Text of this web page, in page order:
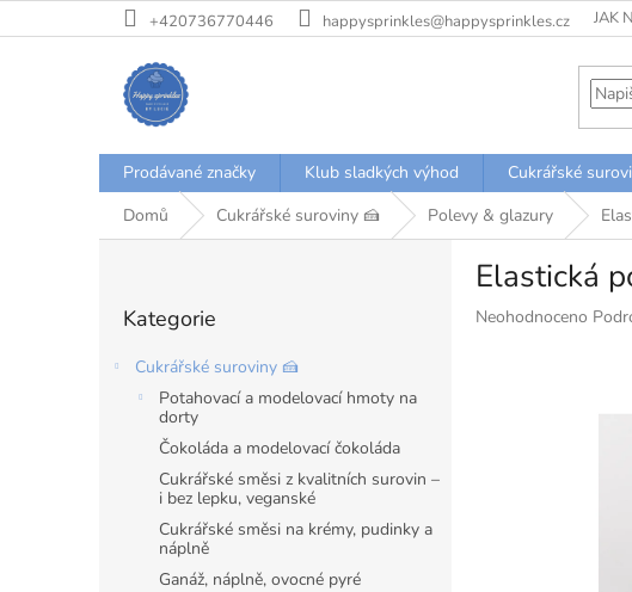
na
+420736770446 happysprinkles@happysprinkles.cz JAK
Prodávané značky Klub sladkých výhod Cukrářské
Domů
Cukrářské suroviny 🍰 Polevy & glazury
kategorie
Kategorie
Cukrářské suroviny 🍰
Potahovací a modelovací hmoty na
dorty
Čokoláda a modelovací čokoláda
Cukrářské směsi z kvalitních surovin –
i bez lepku, veganské
Cukrářské směsi na krémy, pudinky a
náplně
Ganáž, náplně, ovocné pyré
Elastická
Průměrné
Neohodnoceno